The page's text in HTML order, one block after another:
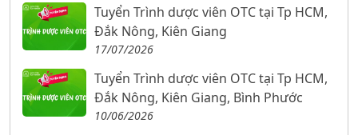
Tuyển Trình dược viên OTC tại Tp HCM,
Đắk Nông, Kiên Giang
17/07/2026
Tuyển Trình dược viên OTC tại Tp HCM,
Đắk Nông, Kiên Giang, Bình Phước
10/06/2026